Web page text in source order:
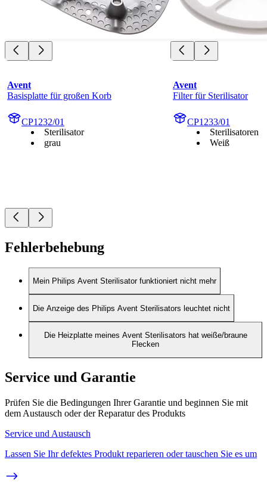
Avent
Basisplatte für großen Korb
CP1232/01
Sterilisator
grau
Avent
Filter für Sterilisator
CP1233/01
Sterilisatoren
Weiß
Fehlerbehebung
Mein Philips Avent Sterilisator funktioniert nicht mehr
Die Anzeige des Philips Avent Sterilisators leuchtet nicht
Die Heizplatte meines Avent Sterilisators hat weiße/braune
Flecken
Service und Garantie
Prüfen Sie die Bedingungen Ihrer Garantie und beginnen Sie mit
dem Austausch oder der Reparatur des Produkts
Service und Austausch
Lassen Sie Ihr defektes Produkt reparieren oder tauschen Sie es um